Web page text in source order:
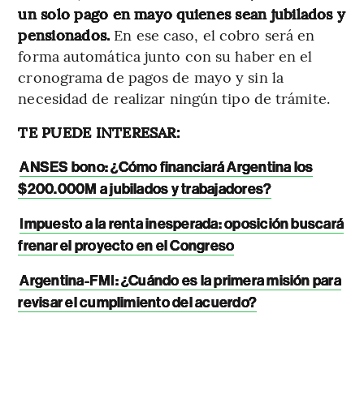
un solo pago en mayo quienes sean jubilados y
pensionados. En ese caso, el cobro será en
forma automática junto con su haber en el
cronograma de pagos de mayo y sin la
necesidad de realizar ningún tipo de trámite.
TE PUEDE INTERESAR:
ANSES bono: ¿Cómo financiará Argentina los
$200.000M a jubilados y trabajadores?
Impuesto a la renta inesperada: oposición buscará
frenar el proyecto en el Congreso
Argentina-FMI: ¿Cuándo es la primera misión para
revisar el cumplimiento del acuerdo?